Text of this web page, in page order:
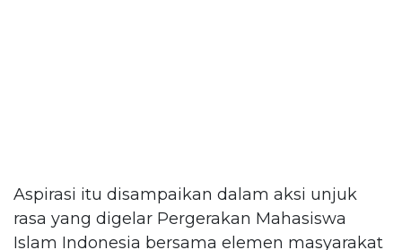
Aspirasi itu disampaikan dalam aksi unjuk
rasa yang digelar Pergerakan Mahasiswa
Islam Indonesia bersama elemen masyarakat